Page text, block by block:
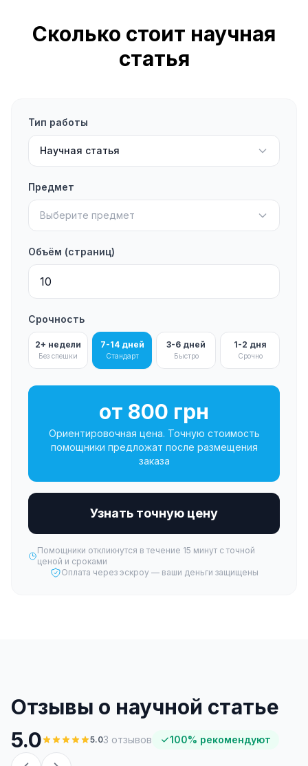
Сколько стоит научная
статья
Тип работы
Научная статья
Предмет
Выберите предмет
Объём (страниц)
Срочность
2+ недели
Без спешки
7-14 дней
Стандарт
3-6 дней
Быстро
1-2 дня
Срочно
от 800 грн
Ориентировочная цена. Точную стоимость
помощники предложат после размещения
заказа
Узнать точную цену
Помощники откликнутся в течение 15 минут с точной
ценой и сроками
Оплата через эскроу — ваши деньги защищены
Отзывы о научной статье
5.0
5.03 отзывов 100% рекомендуют